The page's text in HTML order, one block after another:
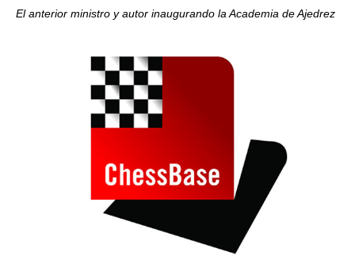
El anterior ministro y autor inaugurando la Academia de Ajedrez